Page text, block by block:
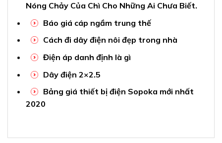
Nóng Chảy Của Chì Cho Những Ai Chưa Biết.
Báo giá cáp ngầm trung thế
Cách đi dây điện nôi đẹp trong nhà
Điện áp danh định là gì
Dây điện 2×2.5
Bảng giá thiết bị điện Sopoka mới nhất
2020